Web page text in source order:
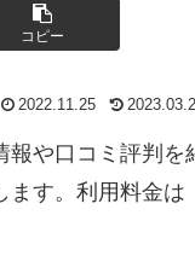
コピー
2022.11.25
報や口コミ評判を
ます。利用料金は